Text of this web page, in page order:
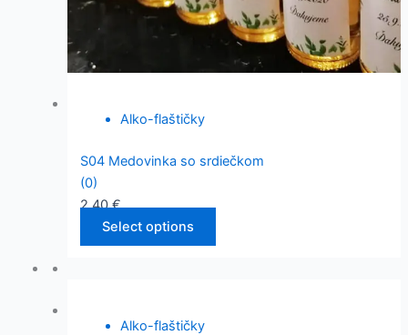
Alko-flaštičky
S04 Medovinka so srdiečkom
(0)
2,40€
Select options
Alko-flaštičky